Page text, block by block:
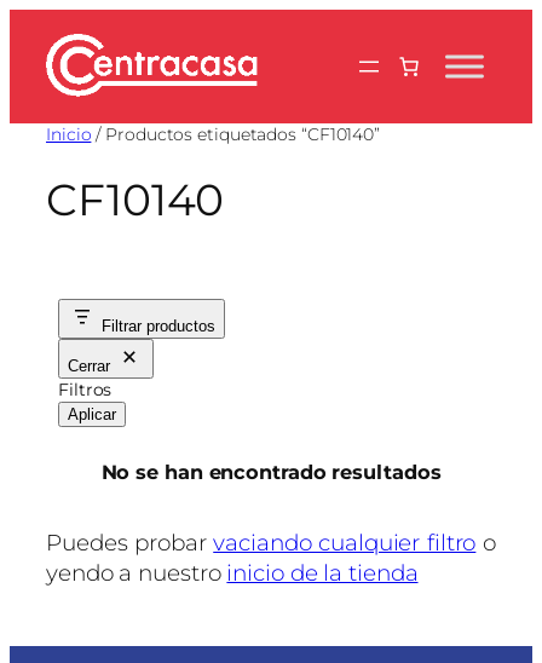
contenido
Inicio / Productos etiquetados “CF10140”
CF10140
Filtrar productos
Cerrar
Filtros
Aplicar
No se han encontrado resultados
Puedes probarvaciando cualquier filtro o
yendo a nuestro inicio de la tienda